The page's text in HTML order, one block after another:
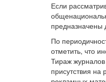
Если
предназначены
По
отметить, что
Тираж
присутствия